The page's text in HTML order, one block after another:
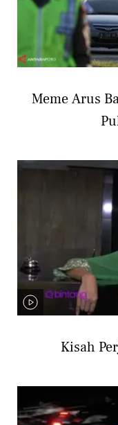
Meme Arus
Kisah